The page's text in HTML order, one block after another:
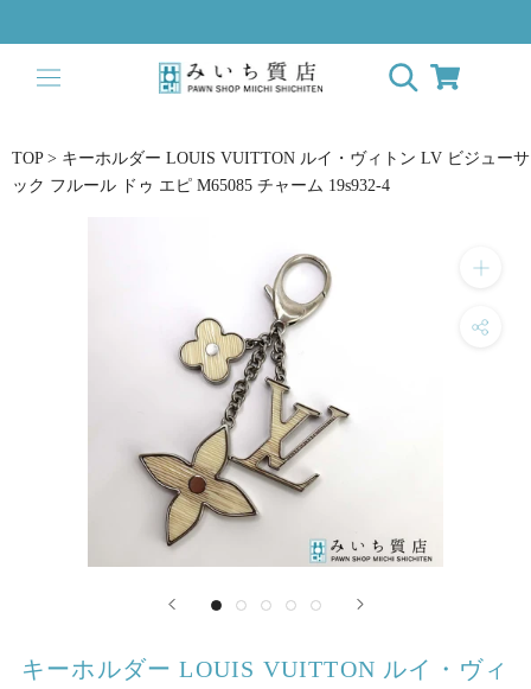
to
content
TOP > キーホルダー LOUIS VUITTON ルイ・ヴィトン LV ビジューサ
ック フルール ドゥ エピ M65085 チャーム 19s932-4
キーホルダー LOUIS VUITTON ルイ・ヴィ